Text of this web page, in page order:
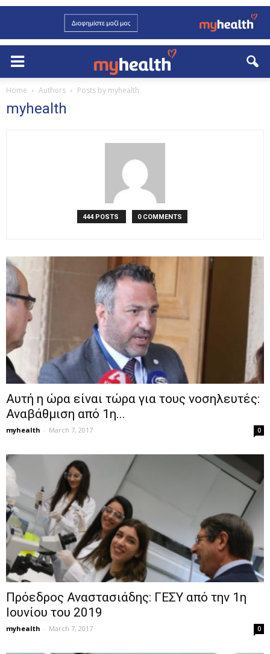
Home Authors Posts by myhealth
myhealth
444 POSTS 0 COMMENTS
Αυτή η ώρα είναι τώρα για τους νοσηλευτές:
Αναβάθμιση από 1η...
myhealth - March 7, 2017 0
Πρόεδρος Αναστασιάδης: ΓΕΣΥ από την 1η
Ιουνίου του 2019
myhealth - March 7, 2017 0